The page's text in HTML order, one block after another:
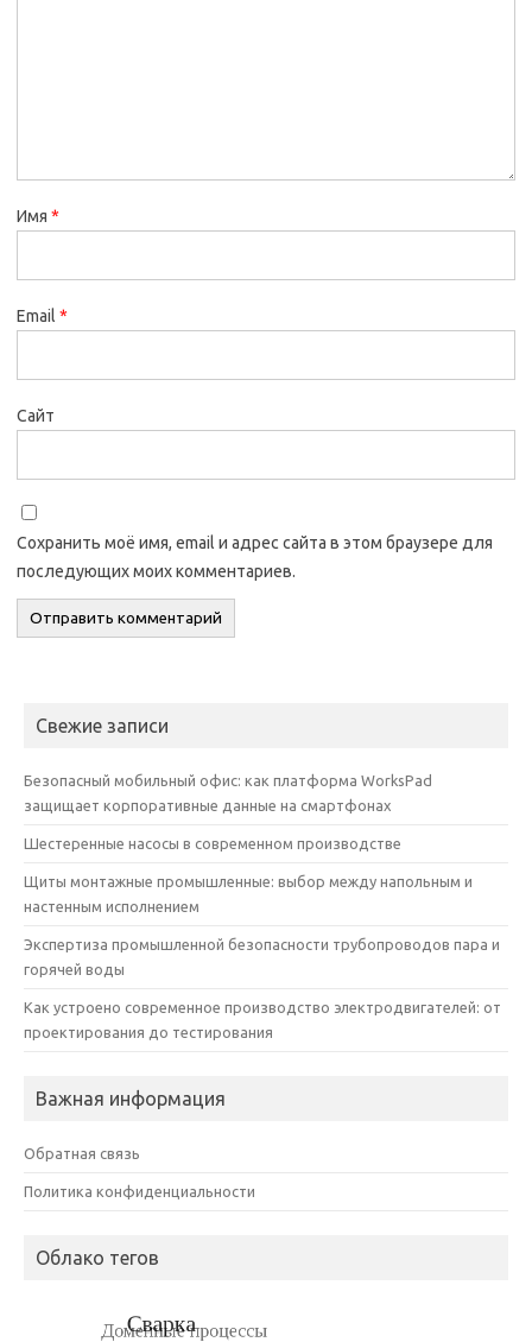
Имя *
Email *
Сайт
Сохранить моё имя, email и адрес сайта в этом браузере для
последующих моих комментариев.
Свежие записи
Безопасный мобильный офис: как платформа WorksPad
защищает корпоративные данные на смартфонах
Шестеренные насосы в современном производстве
Щиты монтажные промышленные: выбор между напольным и
настенным исполнением
Экспертиза промышленной безопасности трубопроводов пара и
горячей воды
Как устроено современное производство электродвигателей: от
проектирования до тестирования
Важная информация
Обратная связь
Политика конфиденциальности
Облако тегов